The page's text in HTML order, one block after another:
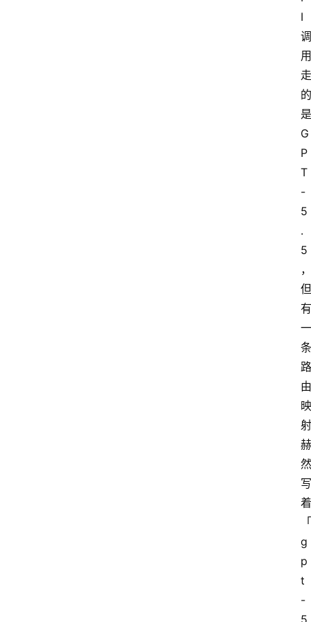
I
调
用
走
的
是
G
P
T
-
5
.
5
，
但
有
一
条
路
由
映
射
赫
然
写
着
「
g
p
t
-
5